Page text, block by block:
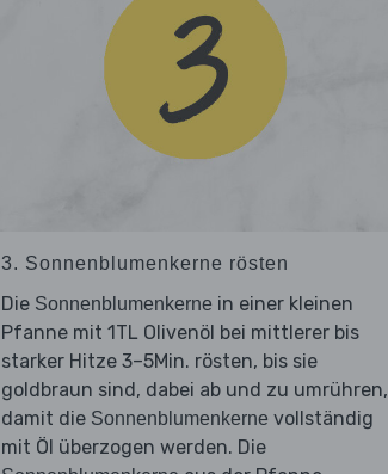
3. Sonnenblumenkerne rösten
Die Sonnenblumenkerne in einer kleinen
Pfanne mit 1TL Olivenöl bei mittlerer bis
starker Hitze 3–5Min. rösten, bis sie
goldbraun sind, dabei ab und zu umrühren,
damit die Sonnenblumenkerne vollständig
mit Öl überzogen werden. Die